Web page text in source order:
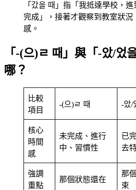
「갔을 때」指「我抵達學校，
完成」，接著才觀察到教室狀況
感。
「-(으)ㄹ 때」與「-았/었
哪？
比較
項目
-(으)ㄹ 때 -았/
核心
時間
感
未完成、進行
中、習慣性
已
去
強調
重點
那個狀態還在
那
束